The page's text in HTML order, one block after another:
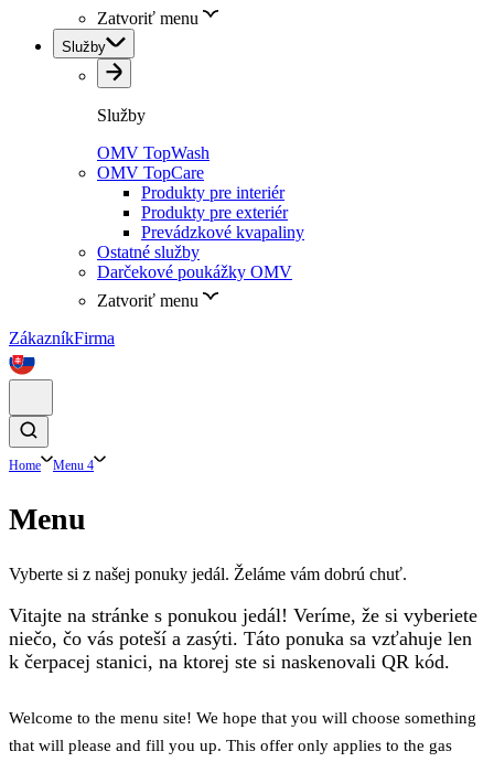
Zatvoriť menu
Služby
Služby
OMV TopWash
OMV TopCare
Produkty pre interiér
Produkty pre exteriér
Prevádzkové kvapaliny
Ostatné služby
Darčekové poukážky OMV
Zatvoriť menu
ZákazníkFirma
Home Menu 4
Menu
Vyberte si z našej ponuky jedál. Želáme vám dobrú chuť.
Vitajte na stránke s ponukou jedál! Veríme, že si vyberiete
niečo, čo vás poteší a zasýti. Táto ponuka sa vzťahuje len
k čerpacej stanici, na ktorej ste si naskenovali QR kód.
Welcome to the menu site! We hope that you will choose something
that will please and fill you up. This offer only applies to the gas